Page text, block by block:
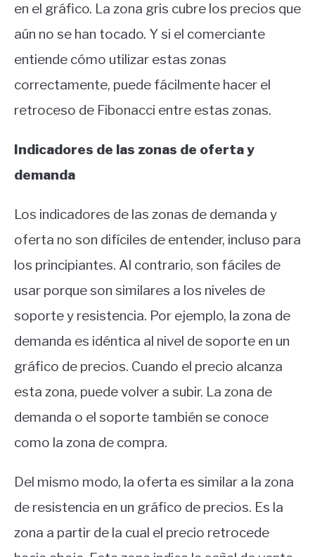
en el gráfico. La zona gris cubre los precios que
aún no se han tocado. Y si el comerciante
entiende cómo utilizar estas zonas
correctamente, puede fácilmente hacer el
retroceso de Fibonacci entre estas zonas.
Indicadores de las zonas de oferta y
demanda
Los indicadores de las zonas de demanda y
oferta no son difíciles de entender, incluso para
los principiantes. Al contrario, son fáciles de
usar porque son similares a los niveles de
soporte y resistencia. Por ejemplo, la zona de
demanda es idéntica al nivel de soporte en un
gráfico de precios. Cuando el precio alcanza
esta zona, puede volver a subir. La zona de
demanda o el soporte también se conoce
como la zona de compra.
Del mismo modo, la oferta es similar a la zona
de resistencia en un gráfico de precios. Es la
zona a partir de la cual el precio retrocede